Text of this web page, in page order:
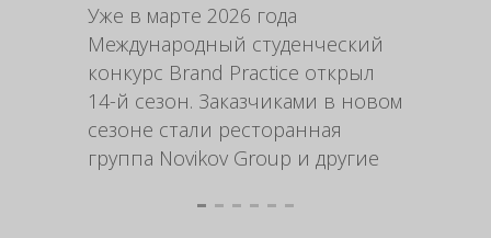
Уже в марте 2026 года
Международный студенческий
конкурс Brand Practice открыл
14-й сезон. Заказчиками в новом
сезоне стали ресторанная
группа Novikov Group и другие